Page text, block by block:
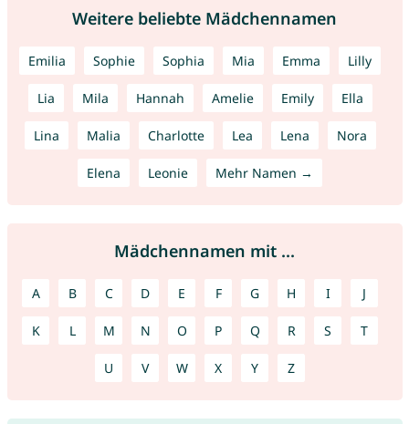
Weitere beliebte Mädchennamen
Emilia Sophie Sophia Mia Emma Lilly
Lia Mila Hannah Amelie Emily Ella
Lina Malia Charlotte Lea Lena Nora
Elena Leonie Mehr Namen →
Mädchennamen mit ...
A B C D E F G H I J
K L M N O P Q R S T
U V W X Y Z